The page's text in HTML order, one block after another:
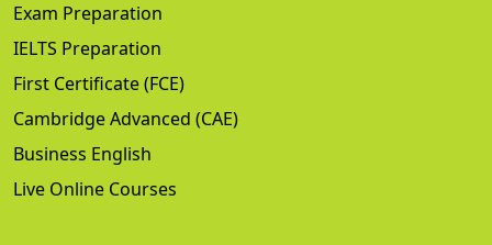
Exam Preparation
IELTS Preparation
First Certificate (FCE)
Cambridge Advanced (CAE)
Business English
Live Online Courses